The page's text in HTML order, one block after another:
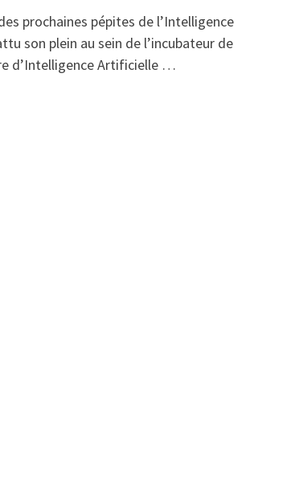
prochaines pépites de l’Intelligence
son plein au sein de l’incubateur de
d’Intelligence Artificielle …